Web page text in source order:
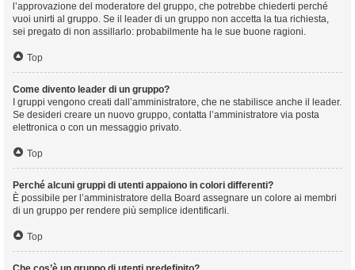
l’approvazione del moderatore del gruppo, che potrebbe chiederti perché
vuoi unirti al gruppo. Se il leader di un gruppo non accetta la tua richiesta,
sei pregato di non assillarlo: probabilmente ha le sue buone ragioni.
Top
Come divento leader di un gruppo?
I gruppi vengono creati dall’amministratore, che ne stabilisce anche il leader.
Se desideri creare un nuovo gruppo, contatta l’amministratore via posta
elettronica o con un messaggio privato.
Top
Perché alcuni gruppi di utenti appaiono in colori differenti?
È possibile per l’amministratore della Board assegnare un colore ai membri
di un gruppo per rendere più semplice identificarli.
Top